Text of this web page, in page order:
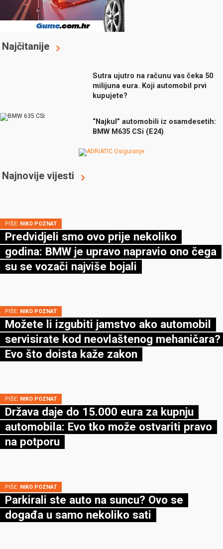
Najčitanije
Sutra ujutro na računu vas čeka 50
milijuna eura. Koji automobil prvi
kupujete?
“Najkul” automobili iz osamdesetih:
BMW M635 CSi (E24)
Najnovije vijesti
PIŠE: NIKO POZNAT
Predvidjeli smo ovo prije nekoliko
godina: BMW je upravo napravio ono čega
su se vozači najviše bojali
PIŠE: NIKO POZNAT
Možete li izgubiti jamstvo ako automobil
servisirate kod neovlaštenog mehaničara?
Evo što doista kaže zakon
PIŠE: NIKO POZNAT
Država daje do 15.000 eura za kupnju
automobila: Evo tko može ostvariti pravo
na potporu
PIŠE: NIKO POZNAT
Parkirali ste auto na suncu? Ovo se
događa u samo nekoliko sati